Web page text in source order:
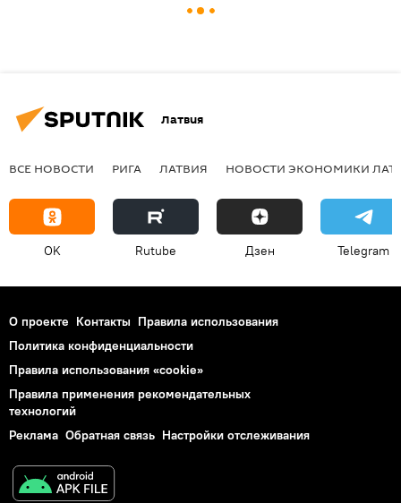
Латвия
ВСЕ НОВОСТИ РИГА ЛАТВИЯ НОВОСТИ ЭКОНОМИКИ
OK Rutube Дзен Telegram
О проекте Контакты Правила использования
Политика конфиденциальности
Правила использования «cookie»
Правила применения рекомендательных
технологий
Реклама Обратная связь Настройки отслеживания